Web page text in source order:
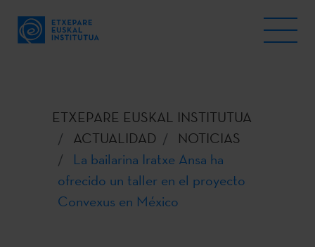
ETXEPARE EUSKAL INSTITUTUA
ACTUALIDAD
NOTICIAS
La bailarina Iratxe Ansa ha
ofrecido un taller en el proyecto
Convexus en México